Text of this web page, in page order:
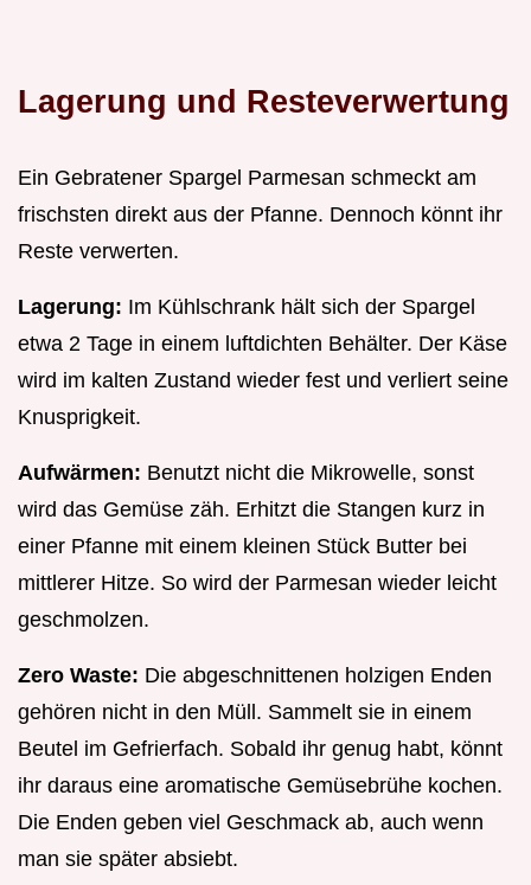
Lagerung und Resteverwertung
Ein Gebratener Spargel Parmesan schmeckt am
frischsten direkt aus der Pfanne. Dennoch könnt ihr
Reste verwerten.
Lagerung: Im Kühlschrank hält sich der Spargel
etwa 2 Tage in einem luftdichten Behälter. Der Käse
wird im kalten Zustand wieder fest und verliert seine
Knusprigkeit.
Aufwärmen: Benutzt nicht die Mikrowelle, sonst
wird das Gemüse zäh. Erhitzt die Stangen kurz in
einer Pfanne mit einem kleinen Stück Butter bei
mittlerer Hitze. So wird der Parmesan wieder leicht
geschmolzen.
Zero Waste: Die abgeschnittenen holzigen Enden
gehören nicht in den Müll. Sammelt sie in einem
Beutel im Gefrierfach. Sobald ihr genug habt, könnt
ihr daraus eine aromatische Gemüsebrühe kochen.
Die Enden geben viel Geschmack ab, auch wenn
man sie später absiebt.